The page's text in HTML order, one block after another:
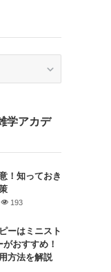
学アカデ
！知っておき
193
ーはミニスト
おすすめ！
方法を解説